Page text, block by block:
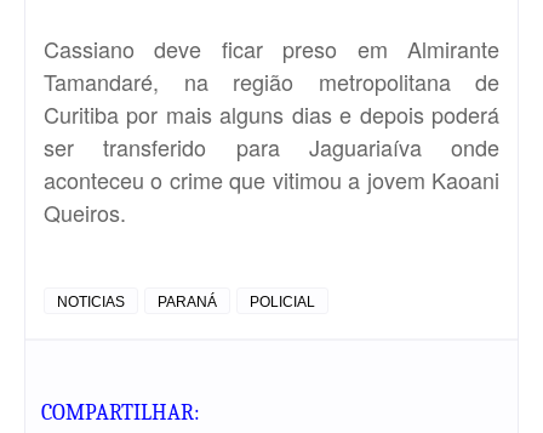
Cassiano deve ficar preso em Almirante
Tamandaré, na região metropolitana de
Curitiba por mais alguns dias e depois poderá
ser transferido para Jaguariaíva onde
aconteceu o crime que vitimou a jovem Kaoani
Queiros.
NOTICIAS PARANÁ POLICIAL
COMPARTILHAR: